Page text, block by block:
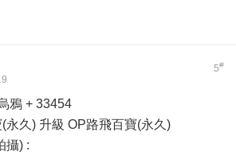
5#
鴉 + 33454
永久) 升級 OP路飛百寶(永久)
攝) :